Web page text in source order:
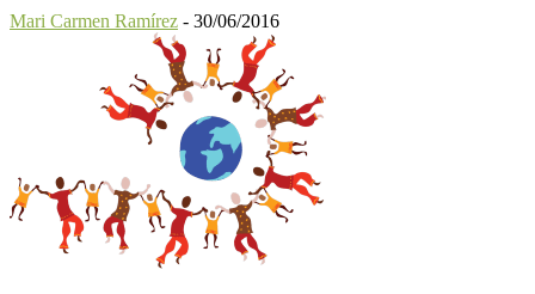
Mari Carmen Ramírez - 30/06/2016